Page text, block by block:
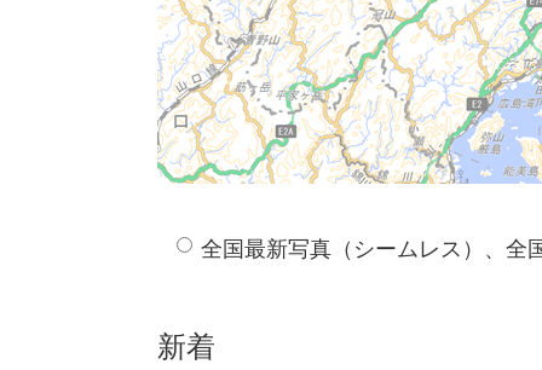
全国最新写真（シームレス）、全
新着